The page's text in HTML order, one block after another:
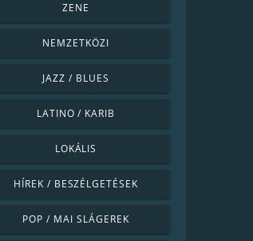
ZENE
NEMZETKÖZI
JAZZ / BLUES
LATINO / KARIB
LOKÁLIS
HÍREK / BESZÉLGETÉSEK
POP / MAI SLÁGEREK